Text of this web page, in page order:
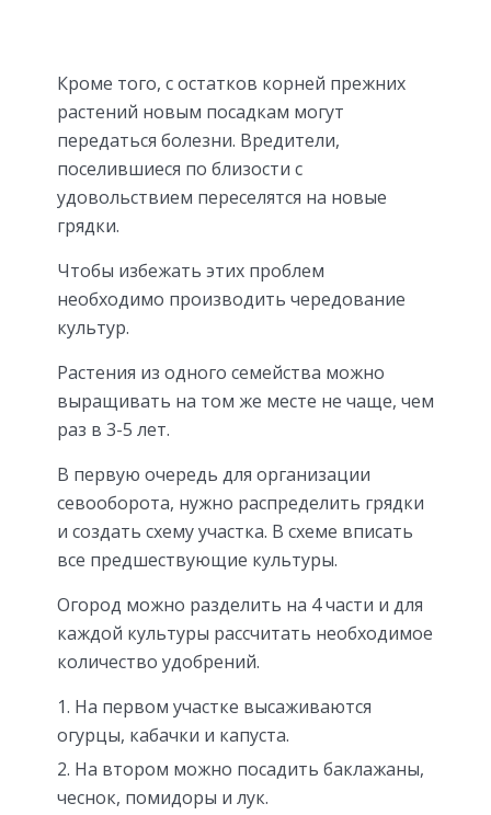
Кроме того, с остатков корней прежних
растений новым посадкам могут
передаться болезни. Вредители,
поселившиеся по близости с
удовольствием переселятся на новые
грядки.
Чтобы избежать этих проблем
необходимо производить чередование
культур.
Растения из одного семейства можно
выращивать на том же месте не чаще, чем
раз в 3-5 лет.
В первую очередь для организации
севооборота, нужно распределить грядки
и создать схему участка. В схеме вписать
все предшествующие культуры.
Огород можно разделить на 4 части и для
каждой культуры рассчитать необходимое
количество удобрений.
На первом участке высаживаются
огурцы, кабачки и капуста.
На втором можно посадить баклажаны,
чеснок, помидоры и лук.